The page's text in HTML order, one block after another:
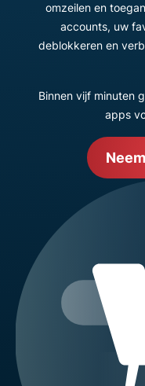
omzeilen en
accounts, uw
deblokkeren en
Binnen vijf minuten
apps